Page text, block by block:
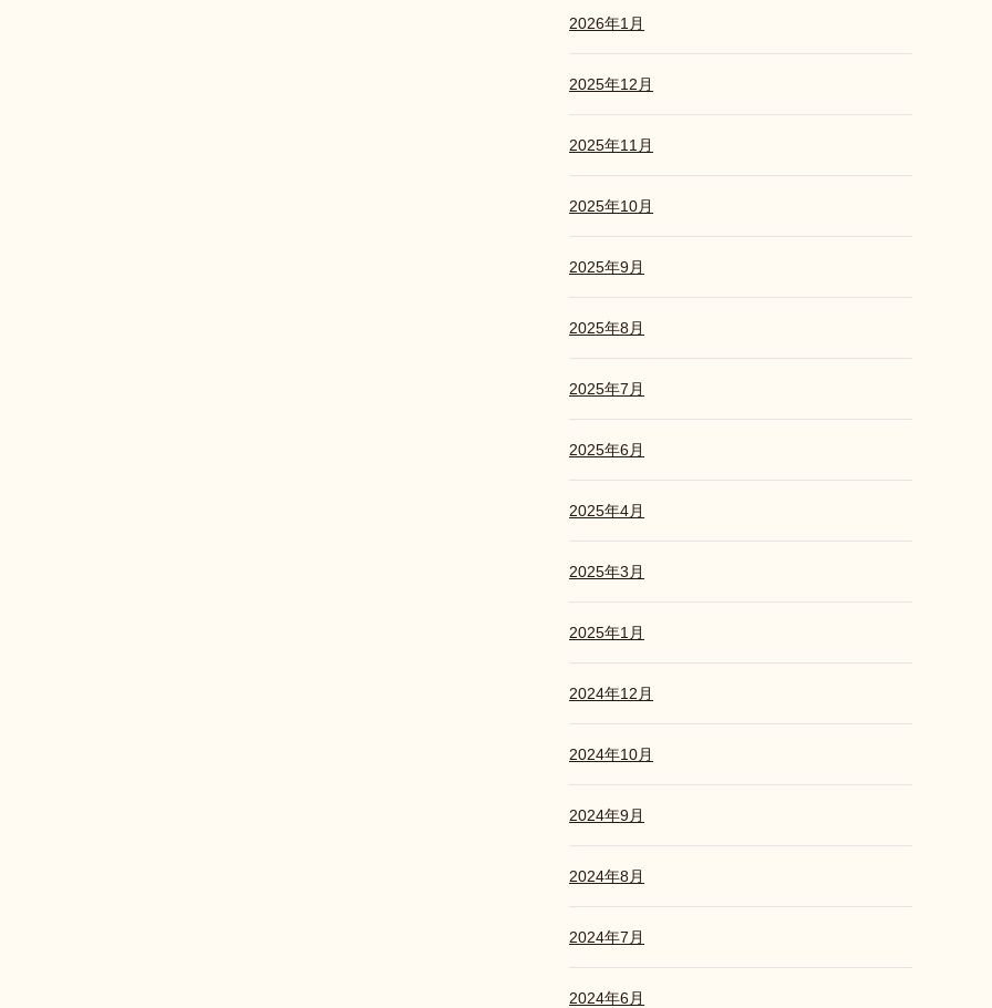
2026年1月
2025年12月
2025年11月
2025年10月
2025年9月
2025年8月
2025年7月
2025年6月
2025年4月
2025年3月
2025年1月
2024年12月
2024年10月
2024年9月
2024年8月
2024年7月
2024年6月